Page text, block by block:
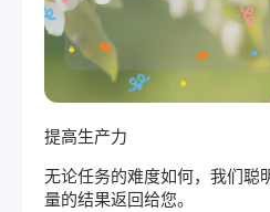
提高生产力
无论任务的难度如何，我们聪
量的结果返回给您。